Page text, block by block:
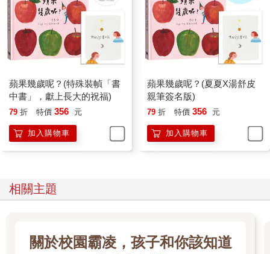
蘋果幾歲呢？(特殊裝幀「書
中書」，獻上長大的祝福)
79 折 特價 356 元
加入購物車
蘋果幾歲呢？(夏夏X湯舒皮
親筆簽名版)
79 折 特價 356 元
加入購物車
相關主題
關於校園霸凌，孩子和你該知道